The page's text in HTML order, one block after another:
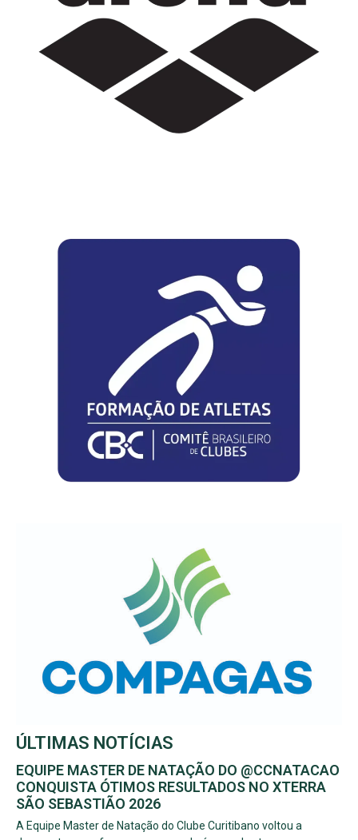
ÚLTIMAS NOTÍCIAS
EQUIPE MASTER DE NATAÇÃO DO @CCNATACAO
CONQUISTA ÓTIMOS RESULTADOS NO XTERRA
SÃO SEBASTIÃO 2026
A Equipe Master de Natação do Clube Curitibano voltou a